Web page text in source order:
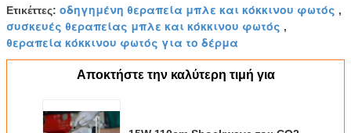
Ετικέττες: οδηγημένη θεραπεία μπλε και κόκκινου φωτός ,
συσκευές θεραπείας μπλε και κόκκινου φωτός ,
θεραπεία κόκκινου φωτός για το δέρμα
Αποκτήστε την καλύτερη τιμή για